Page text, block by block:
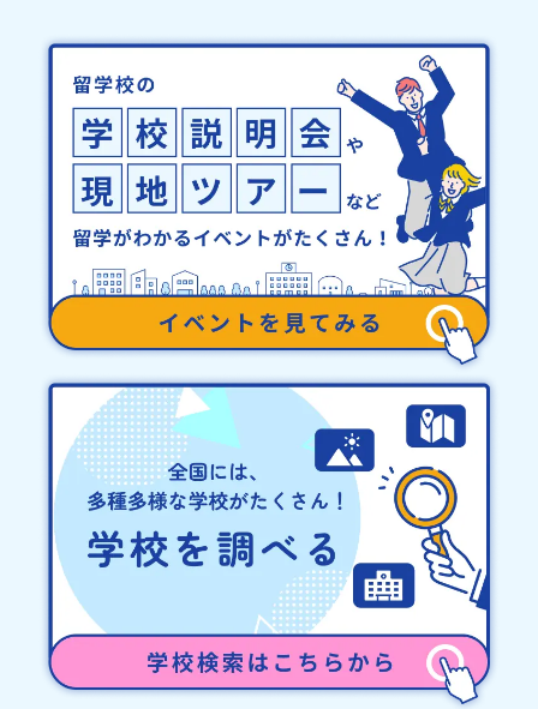
悠所在地：〒690-0842 島根県松江市東本町二丁目25-6 みらい
BASE2階 その他所在地公式HP：http://c-platform.or.jp/お問い
合わせ先担当：小川・小原E-mail：info@miratabi.jp「おためし
地域留学体験」のプログラム開催情報を公式LINEにて配信中！ぜひ
ご登録ください♪地域みらい留学公式LINE
います。対応が必要な場合は必ず事前にご相談ください。・参加取
消や急遽参加できなくなった場合について参加決定後の参加お取り
消しはご遠慮下さい。やむを得ないお取り消しの場合はお早めに事
務局までご連絡ください。・キャンセルポリシーやむを得ない参加
お取り消しの場合、以下のルールに沿って対応させていただきま
す。ご了承ください。プログラム開催日の前日＜8月3日＞から、
【キャンセルのご連絡日：お支払いいただく旅行代金】・21日目に
あたる日以前：無料・20日目-8日目：20％・7日目-2日目：30％・
プログラム開始日の前日：40％・プログラム開始日当日：50％・ご
連絡無しでの不参加またはプログラム開始後の解除：100％・催行中
止について天候などの状況等によって開催を見合わせる可能性があ
ります。その場合は原則、開催日1週間前までにご連絡いたします。
又、最少催行人数に達しなかった場合は、開催日3週間前までに催行
中止の旨をメールにてご連絡いたします。・よくあるご質問その
他、よくあるご質問についてはこちらをご確認ください。運営団体
について＜プログラム主催：一般財団法人地域・教育魅力化プラッ
トフォーム＞「意志ある若者にあふれる持続可能な地域・社会をつ
くる」というビジョンを掲げ、2017年3月に島根県に設立した教育
事業団体です。日本全国約200の高校と連携しながら、中学卒業後に
地域の枠を越えて生徒一人ひとりの夢や価値観に合った地域・学校
で1〜3年間過ごすことができるシステム「地域みらい留学」をはじ
めとした、教育事業や地域活性モデルをつくり続けています。名
称：一般財団法人地域・教育魅力化プラットフォーム設 立：2017
年3月代表者：岩本 悠所在地：〒690-0842 島根県松江市東本町二
丁目25-6 みらいBASE2階 その他所在地公式HP：http://c-
platform.or.jp/お問い合わせ先担当：小川・小原E-mail：
info@miratabi.jp「おためし地域留学体験」のプログラム開催情報
を公式LINEにて配信中！ぜひご登録ください♪地域みらい留学公式
LINE